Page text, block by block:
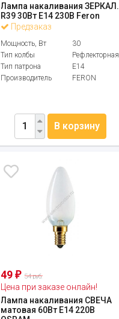
Лампа накаливания ЗЕРКАЛ.
R39 30Вт E14 230В Feron
Предзаказ
Мощность, Вт
30
Тип колбы
Рефлекторная
Тип патрона
E14
Производитель
FERON
В корзину
49₽ 54 руб.
Цена при заказе онлайн!
Лампа накаливания СВЕЧА
матовая 60Вт Е14 220В